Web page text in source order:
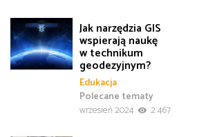
Jak narzędzia GIS
wspierają naukę
w technikum
geodezyjnym?
Edukacja
Polecane tematy
wrzesień 2024
2 467